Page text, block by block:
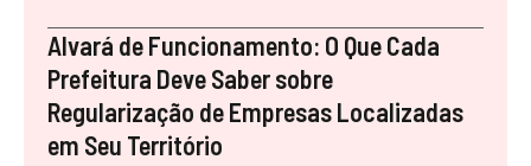
Alvará de Funcionamento: O Que Cada
Prefeitura Deve Saber sobre
Regularização de Empresas Localizadas
em Seu Território